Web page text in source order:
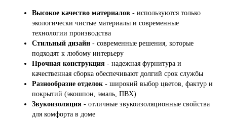
Высокое качество материалов - используются только
экологически чистые материалы и современные
технологии производства
Стильный дизайн - современные решения, которые
подходят к любому интерьеру
Прочная конструкция - надежная фурнитура и
качественная сборка обеспечивают долгий срок службы
Разнообразие отделок - широкий выбор цветов, фактур и
покрытий (экошпон, эмаль, ПВХ)
Звукоизоляция - отличные звукоизоляционные свойства
для комфорта в доме